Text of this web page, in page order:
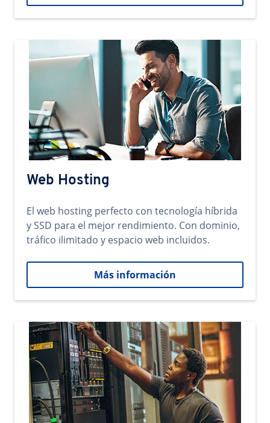
Web Hosting
El web hosting perfecto con tecnología híbrida
y SSD para el mejor rendimiento. Con dominio,
tráfico ilimitado y espacio web incluidos.
Más información